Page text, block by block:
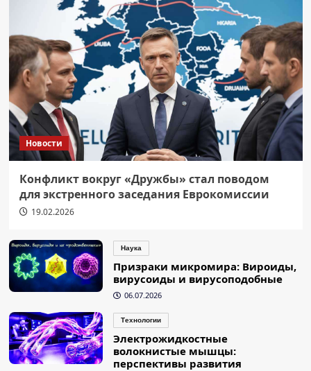
Новости
Конфликт вокруг «Дружбы» стал поводом
для экстренного заседания Еврокомиссии
19.02.2026
Наука
Призраки микромира: Вироиды,
вирусоиды и вирусоподобные
06.07.2026
Технологии
Электрожидкостные
волокнистые мышцы:
перспективы развития